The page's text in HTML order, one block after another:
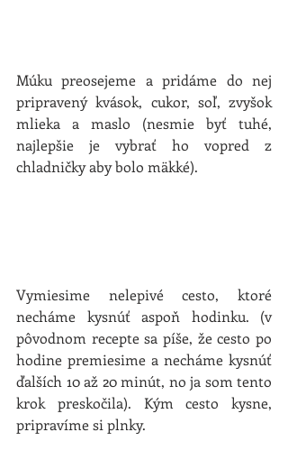
Múku preosejeme a pridáme do nej
pripravený kvások, cukor, soľ, zvyšok
mlieka a maslo (nesmie byť tuhé,
najlepšie je vybrať ho vopred z
chladničky aby bolo mäkké).
Vymiesime nelepivé cesto, ktoré
necháme kysnúť aspoň hodinku. (v
pôvodnom recepte sa píše, že cesto po
hodine premiesime a necháme kysnúť
ďalších 10 až 20 minút, no ja som tento
krok preskočila). Kým cesto kysne,
pripravíme si plnky.